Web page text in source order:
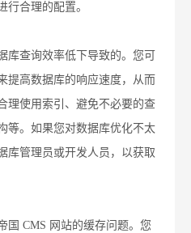
行合理的配置。
库查询效率低下导致的。您可
提高数据库的响应速度，从而
理使用索引、避免不必要的查
等。如果您对数据库优化不太
库管理员或开发人员，以获取
国 CMS 网站的缓存问题。您